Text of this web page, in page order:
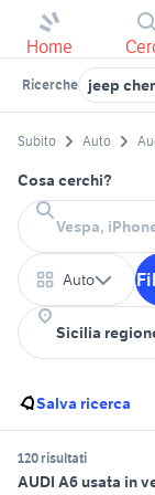
Home
Ricerche jeep
Subito Auto
Cosa cerchi?
Auto
Salva ricerca
120 risultati
AUDI A6 usata in